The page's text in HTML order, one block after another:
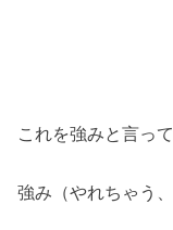
これを強みと言っ
強み（やれちゃう